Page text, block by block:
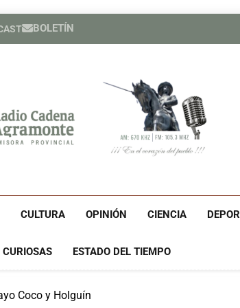
BOLETÍN
Héroe
Héroe
España
Cadena
CULTURA OPINIÓN CIENCIA
CURIOSAS ESTADO DEL TIEMPO
Coco y Holguín